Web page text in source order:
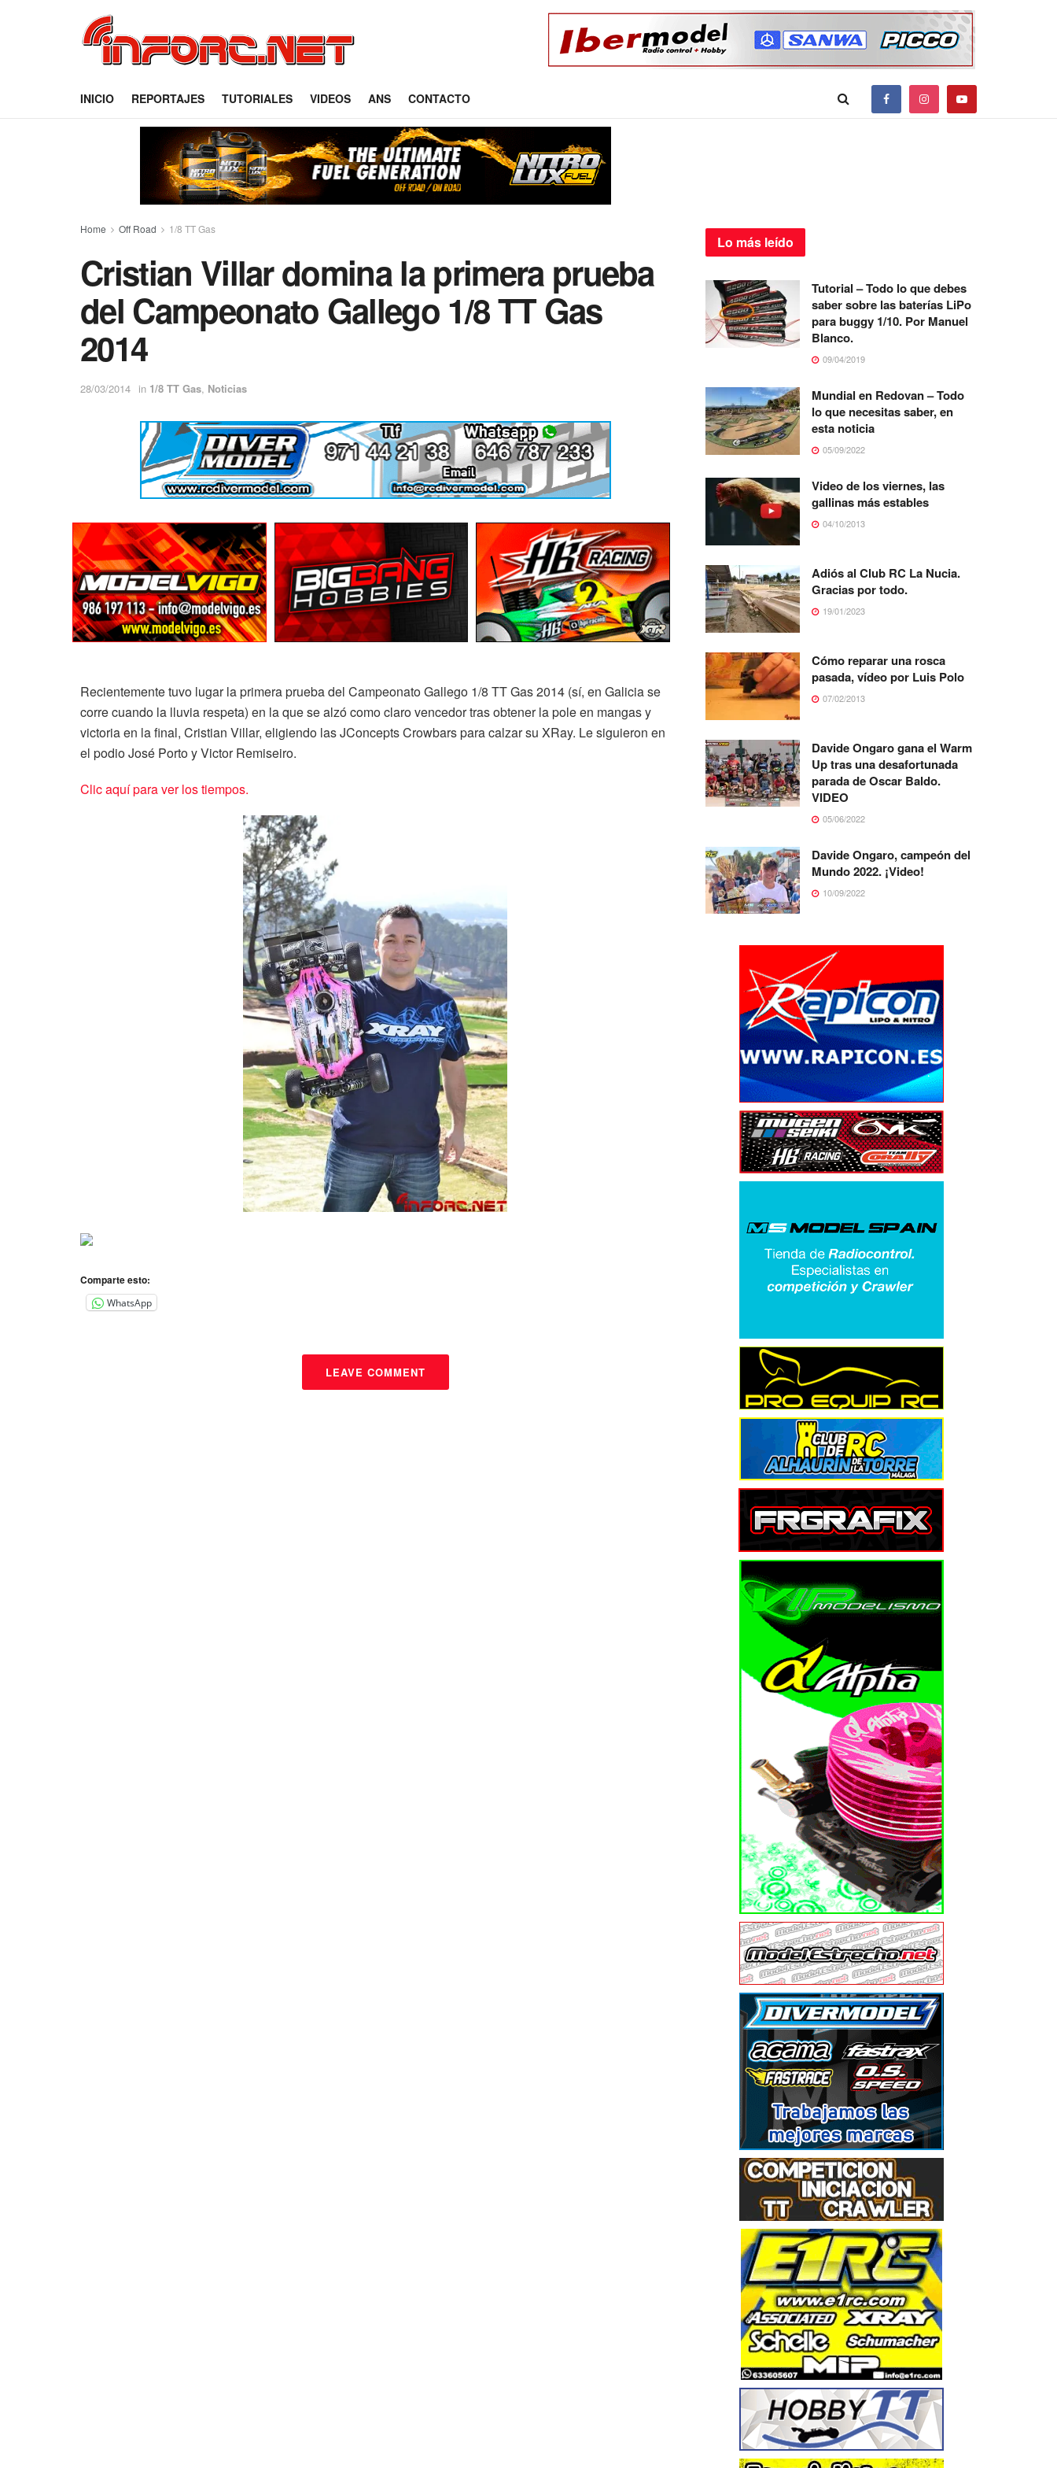
INICIO REPORTAJES TUTORIALES VIDEOS ANS CONTACTO
Home Off Road 1/8 TT Gas
Cristian Villar domina la primera prueba
del Campeonato Gallego 1/8 TT Gas
2014
28/03/2014 in 1/8 TT Gas, Noticias
Recientemente tuvo lugar la primera prueba del Campeonato Gallego 1/8 TT Gas 2014 (sí, en Galicia se
corre cuando la lluvia respeta) en la que se alzó como claro vencedor tras obtener la pole en mangas y
victoria en la final, Cristian Villar, eligiendo las JConcepts Crowbars para calzar su XRay. Le siguieron en
el podio José Porto y Victor Remiseiro.
Clic aquí para ver los tiempos.
Comparte esto:
WhatsApp
LEAVE COMMENT
Lo más leído
Tutorial – Todo lo que debes
saber sobre las baterías LiPo
para buggy 1/10. Por Manuel
Blanco.
09/04/2019
Mundial en Redovan – Todo
lo que necesitas saber, en
esta noticia
05/09/2022
Video de los viernes, las
gallinas más estables
04/10/2013
Adiós al Club RC La Nucia.
Gracias por todo.
19/01/2023
Cómo reparar una rosca
pasada, vídeo por Luis Polo
07/02/2013
Davide Ongaro gana el Warm
Up tras una desafortunada
parada de Oscar Baldo.
VIDEO
05/06/2022
Davide Ongaro, campeón del
Mundo 2022. ¡Video!
10/09/2022